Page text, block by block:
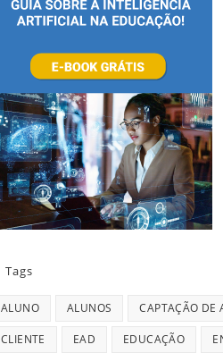
Tags
ALUNO ALUNOS CAPTAÇÃO DE
CLIENTE EAD EDUCAÇÃO